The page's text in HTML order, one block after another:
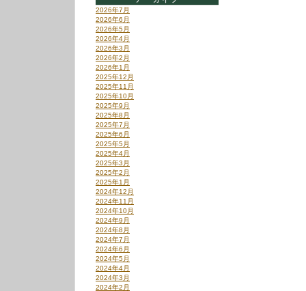
2026年7月
2026年6月
2026年5月
2026年4月
2026年3月
2026年2月
2026年1月
2025年12月
2025年11月
2025年10月
2025年9月
2025年8月
2025年7月
2025年6月
2025年5月
2025年4月
2025年3月
2025年2月
2025年1月
2024年12月
2024年11月
2024年10月
2024年9月
2024年8月
2024年7月
2024年6月
2024年5月
2024年4月
2024年3月
2024年2月